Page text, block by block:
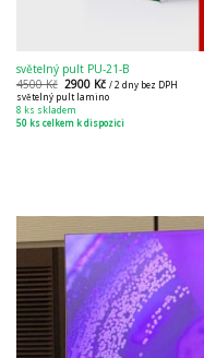
světelný pult PU-21-B
4500Kč 2900 Kč / 2 dny bez DPH
světelný pult lamino
8 ks skladem
50 ks celkem k dispozici